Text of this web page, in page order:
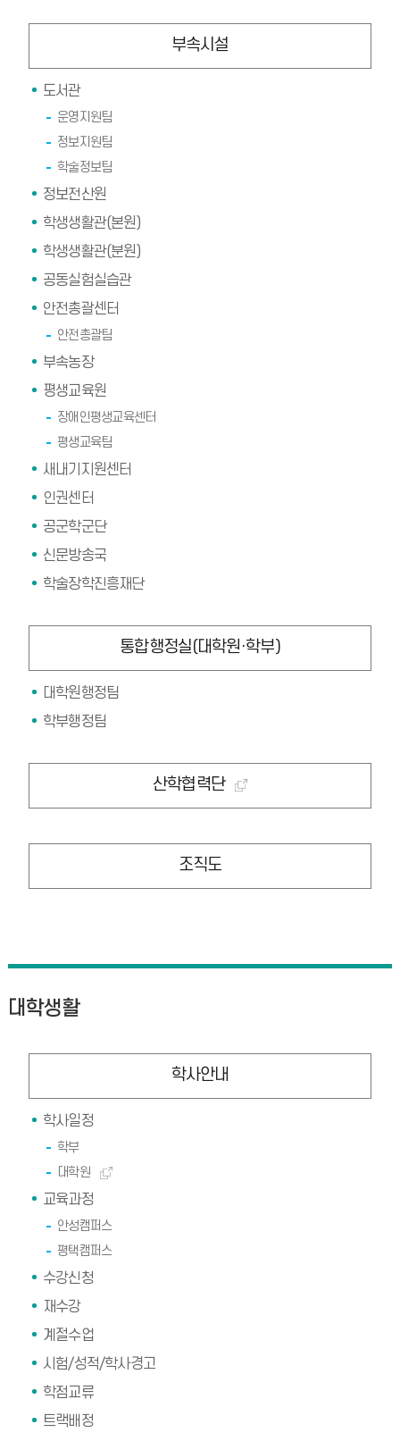
부속시설
도서관
운영지원팀
정보지원팀
학술정보팀
정보전산원
학생생활관(본원)
학생생활관(분원)
공동실험실습관
안전총괄센터
안전총괄팀
부속농장
평생교육원
장애인평생교육센터
평생교육팀
새내기지원센터
인권센터
공군학군단
신문방송국
학술장학진흥재단
통합행정실(대학원·학부)
대학원행정팀
학부행정팀
산학협력단
조직도
대학생활
학사안내
학사일정
학부
대학원
교육과정
안성캠퍼스
평택캠퍼스
수강신청
재수강
계절수업
시험/성적/학사경고
학점교류
트랙배정